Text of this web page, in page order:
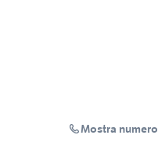
Mostra numero